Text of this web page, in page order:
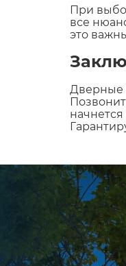
При
все
это
Дверные